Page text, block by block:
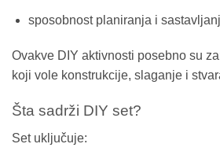
sposobnost planiranja i
Ovakve DIY aktivnosti posebno su
koji vole konstrukcije, slaganje i
Šta sadrži DIY set?
Set uključuje: